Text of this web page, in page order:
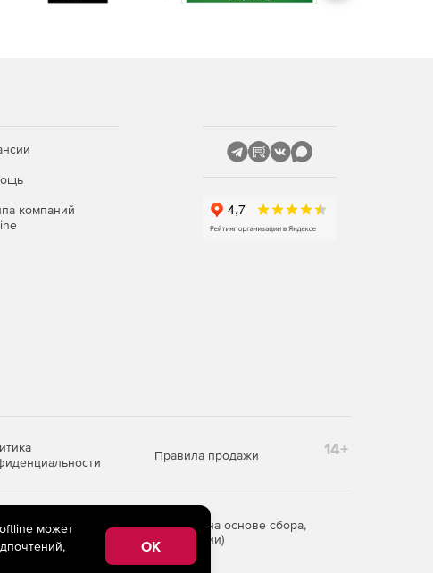
компаний
Правила продажи 14+
предоставления информации на основе сбора,
территории Российской Федерации)
может
OK